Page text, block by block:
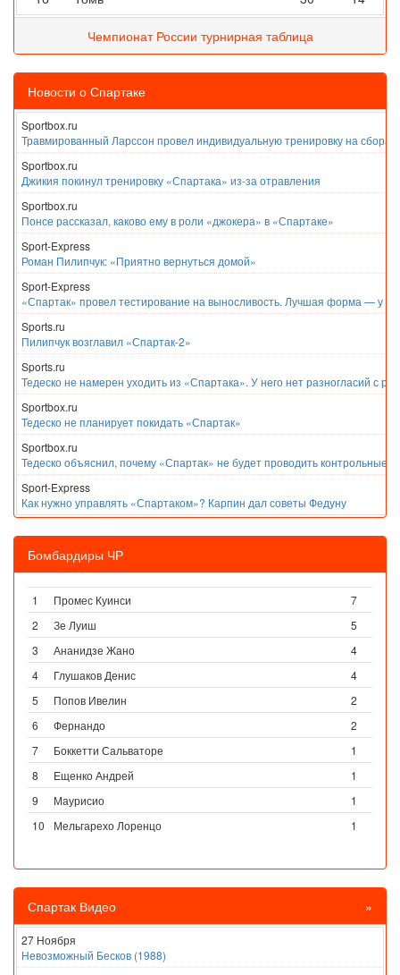
Чемпионат России турнирная таблица
Новости о Спартаке
Sportbox.ru
Травмированный Ларссон провел индивидуальную тренировку на
Sportbox.ru
Джикия покинул тренировку «Спартака» из-за отравления
Sportbox.ru
Понсе рассказал, каково ему в роли «джокера» в «Спартаке»
Sport-Express
Роман Пилипчук: «Приятно вернуться домой»
Sport-Express
«Спартак» провел тестирование на выносливость. Лучшая форма — у
Sports.ru
Пилипчук возглавил «Спартак-2»
Sports.ru
Тедеско не намерен уходить из «Спартака». У него нет разногласий с
Sportbox.ru
Тедеско не планирует покидать «Спартак»
Sportbox.ru
Тедеско объяснил, почему «Спартак» не будет проводить контрольные
Sport-Express
Как нужно управлять «Спартаком»? Карпин дал советы Федуну
Бомбардиры ЧР
1 Промес Куинси
7
2
Зе Луиш
5
3
Ананидзе Жано
4
4
Глушаков Денис
4
5
Попов Ивелин
2
6
Фернандо
2
7
Боккетти Сальваторе
1
8
Ещенко Андрей
1
9
Маурисио
1
10
Мельгарехо Лоренцо 1
Спартак Видео »
27 Ноября
Невозможный Бесков (1988)